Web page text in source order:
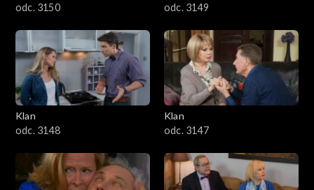
odc. 3150
odc. 3149
Klan
odc. 3148
Klan
odc. 3147